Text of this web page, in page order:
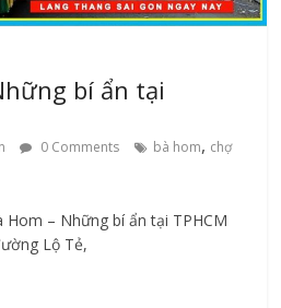
bí ẩn tại
0 Comments bà hom, chợ
– Những bí ẩn tại TPHCM
Lộ Tẻ,